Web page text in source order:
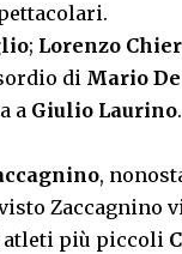
; Lorenzo
di Mario
a Giulio Laurino.
,
Zaccagnino
atleti più piccoli